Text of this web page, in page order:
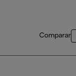
Comparar